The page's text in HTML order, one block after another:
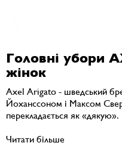
Головні убори
жінок
Axel Arigato - шведський
Йоханссоном і Максом
перекладається як «дякую».
Читати більше